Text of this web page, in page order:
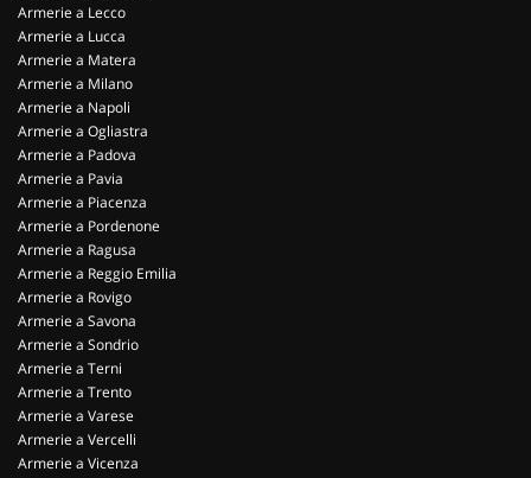
Armerie a Lecco
Armerie a Lucca
Armerie a Matera
Armerie a Milano
Armerie a Napoli
Armerie a Ogliastra
Armerie a Padova
Armerie a Pavia
Armerie a Piacenza
Armerie a Pordenone
Armerie a Ragusa
Armerie a Reggio Emilia
Armerie a Rovigo
Armerie a Savona
Armerie a Sondrio
Armerie a Terni
Armerie a Trento
Armerie a Varese
Armerie a Vercelli
Armerie a Vicenza